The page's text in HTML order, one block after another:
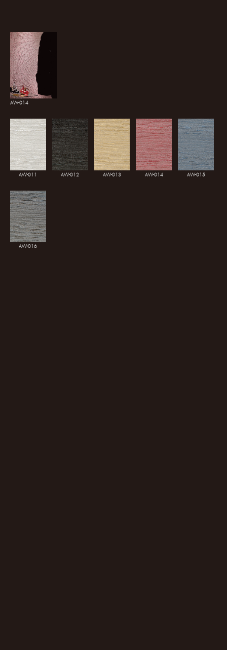
AW-014
AW-011 AW-012 AW-013 AW-014 AW-015
AW-016